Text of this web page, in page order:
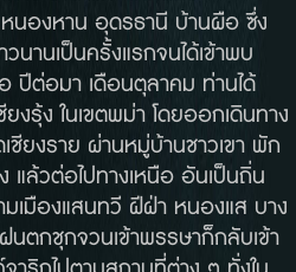
องหาน อุดรธานี บ้านผือ ซึ่ง
วนานเป็นครั้งแรกจนได้เข้าพบ
ปีต่อมา เดือนตุลาคม ท่านได้
ยงรุ้ง ในเขตพม่า โดยออกเดินทาง
ชียงราย ผ่านหมู่บ้านชาวเขา พัก
แล้วต่อไปทางเหนือ อันเป็นถิ่น
มเมืองแสนทวี ฝีฝ่า หนองแส บาง
นตกชุกจวนเข้าพรรษาก็กลับเข้า